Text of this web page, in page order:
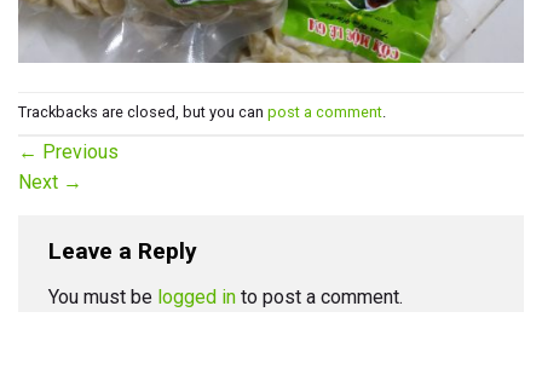
Trackbacks are closed, but you can post a comment.
← Previous
Next →
Leave a Reply
You must be logged in to post a comment.